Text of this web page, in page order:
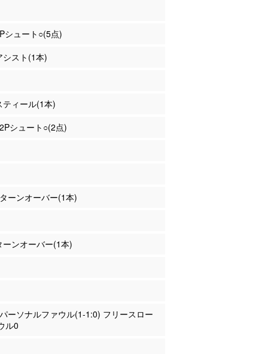
シュート○(5点)
スト(1本)
ィール(1本)
シュート○(2点)
ーンオーバー(1本)
ンオーバー(1本)
ーソナルファウル(1-1:0) フリースロー
ル0